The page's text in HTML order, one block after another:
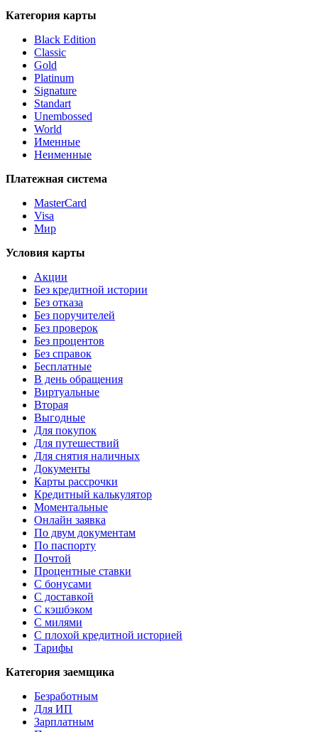
Категория карты
Black Edition
Classic
Gold
Platinum
Signature
Standart
Unembossed
World
Именные
Неименные
Платежная система
MasterCard
Visa
Мир
Условия карты
Акции
Без кредитной истории
Без отказа
Без поручителей
Без проверок
Без процентов
Без справок
Бесплатные
В день обращения
Виртуальные
Вторая
Выгодные
Для покупок
Для путешествий
Для снятия наличных
Документы
Карты рассрочки
Кредитный калькулятор
Моментальные
Онлайн заявка
По двум документам
По паспорту
Почтой
Процентные ставки
С бонусами
С доставкой
С кэшбэком
С милями
С плохой кредитной историей
Тарифы
Категория заемщика
Безработным
Для ИП
Зарплатным